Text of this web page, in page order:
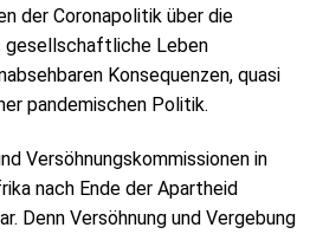
der Coronapolitik über die
gesellschaftliche Leben
Konsequenzen, quasi
pandemischen Politik.
Versöhnungskommissionen in
nach Ende der Apartheid
Denn Versöhnung und Vergebung